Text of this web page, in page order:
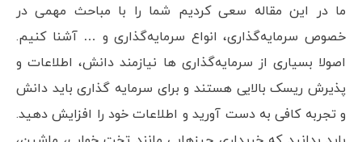
ما در این مقاله سعی کردیم شما را با مباحث مهمی در
خصوص سرمایه‌گذاری، انواع سرمایه‌گذاری و … آشنا کنیم.
اصولا بسیاری از سرمایه‌گذاری ها نیازمند دانش، اطلاعات و
پذیرش ریسک بالایی هستند و برای سرمایه گذاری باید دانش
و تجربه کافی به دست آورید و اطلاعات خود را افزایش دهید.